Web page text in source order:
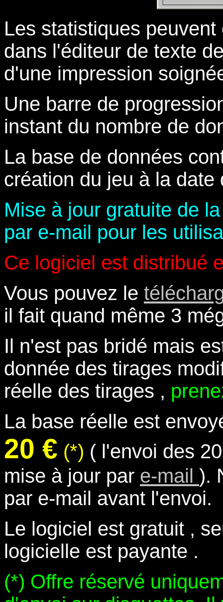
Les statistiques
dans l'éditeur de texte
d'une impression
Une barre de
instant du nombre de
La base de données
création du jeu à la date
Mise à jour gratuite de
par e-mail pour les
Ce logiciel est distribué
Vous pouvez le
il fait quand même 3
Il n'est pas bridé mais
donnée des tirages
réelle des tirages ,
La base réelle est
20 € (*) ( l'envoi des
mise à jour par e-mail ).
par e-mail avant l'envoi.
Le logiciel est gratuit ,
logicielle est payante .
(*) Offre réservé